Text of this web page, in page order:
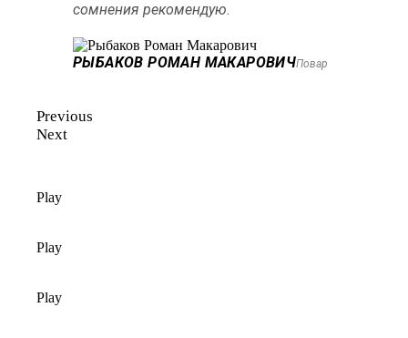
сомнения рекомендую.
РЫБАКОВ РОМАН МАКАРОВИЧПовар
Previous
Next
Play
Play
Play